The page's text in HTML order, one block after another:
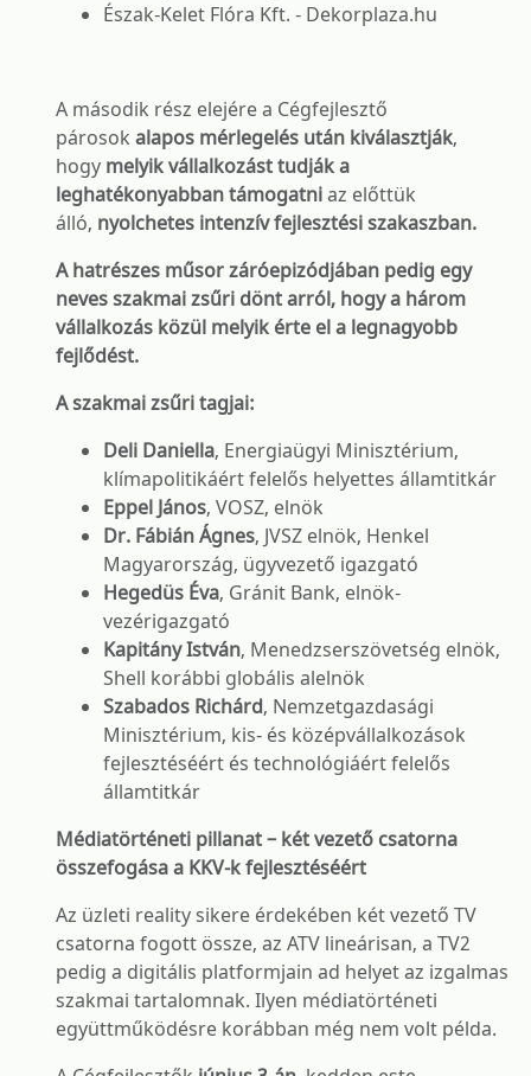
Észak-Kelet Flóra Kft. - Dekorplaza.hu
A második rész elejére a Cégfejlesztő
párosok alapos mérlegelés után kiválasztják,
hogy melyik vállalkozást tudják a
leghatékonyabban támogatniaz előttük
álló, nyolchetes intenzív fejlesztési szakaszban.
A hatrészes műsor záróepizódjában pedig egy
neves szakmai zsűri dönt arról, hogy a három
vállalkozás közül melyik érte el a legnagyobb
fejlődést.
A szakmai zsűri tagjai:
Deli Daniella, Energiaügyi Minisztérium,
klímapolitikáért felelős helyettes államtitkár
Eppel János, VOSZ, elnök
Dr. Fábián Ágnes, JVSZ elnök, Henkel
Magyarország, ügyvezető igazgató
Hegedüs Éva, Gránit Bank, elnök-
vezérigazgató
Kapitány István, Menedzserszövetség elnök,
Shell korábbi globális alelnök
Szabados Richárd, Nemzetgazdasági
Minisztérium, kis- és középvállalkozások
fejlesztéséért és technológiáért felelős
államtitkár
Médiatörténeti pillanat – két vezető csatorna
összefogása a KKV-k fejlesztéséért
Az üzleti reality sikere érdekében két vezető TV
csatorna fogott össze, az ATV lineárisan, a TV2
pedig a digitális platformjain ad helyet az izgalmas
szakmai tartalomnak. Ilyen médiatörténeti
együttműködésre korábban még nem volt példa.